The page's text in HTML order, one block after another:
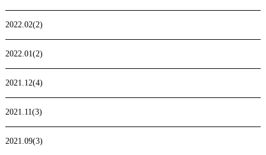
2022.02(2)
2022.01(2)
2021.12(4)
2021.11(3)
2021.09(3)